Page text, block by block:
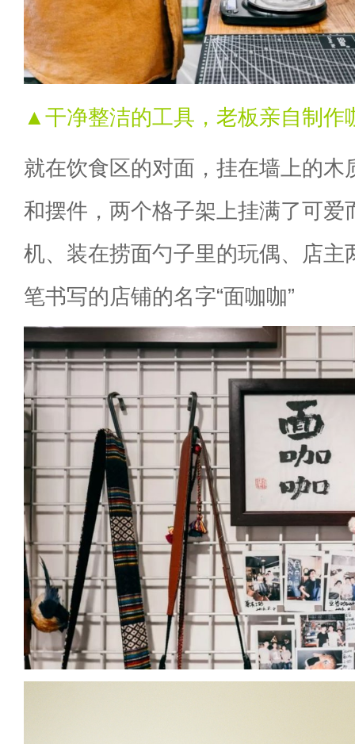
▲干净整洁的工具，老板亲自制作
就在饮食区的对面，挂在墙上的木
和摆件，两个格子架上挂满了可爱
机、装在捞面勺子里的玩偶、店主
笔书写的店铺的名字“面咖咖”